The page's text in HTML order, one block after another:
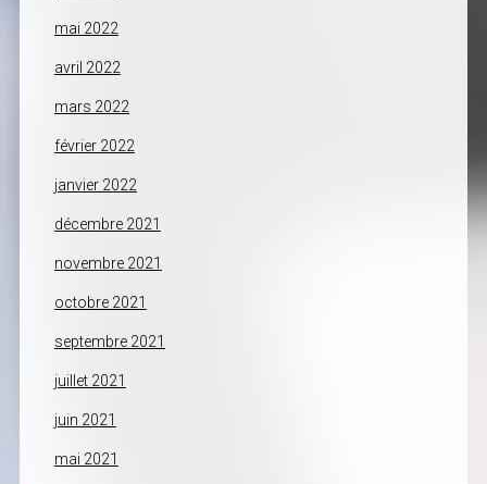
mai 2022
avril 2022
mars 2022
février 2022
janvier 2022
décembre 2021
novembre 2021
octobre 2021
septembre 2021
juillet 2021
juin 2021
mai 2021